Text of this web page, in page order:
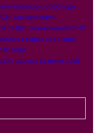
правила с 2026 года
как заполнить
с НДС: разъяснения ФНС
с 1 марта 2027 года
года
годовых 24 июля 2026